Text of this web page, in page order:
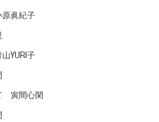
眞紀子
YURI子
寅間心閑